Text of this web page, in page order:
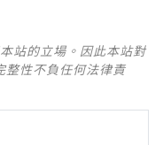
站的立場。因此本站對
整性不負任何法律責